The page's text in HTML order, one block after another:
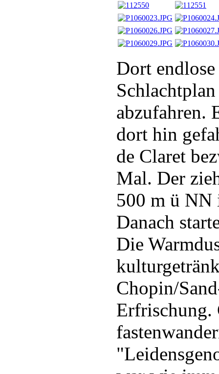
Dort
abzufahren.
dort hin
de Claret
Mal. Der
500 m ü NN
Danach
Die
Chopin/
Erfrischung.